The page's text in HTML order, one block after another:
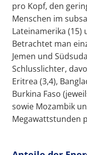
pro Kopf, den
Menschen im
Lateinamerika (15)
Betrachtet man
Jemen und
Schlusslichter,
Eritrea (3,4),
Burkina Faso
sowie Mozambik
Megawattstunden